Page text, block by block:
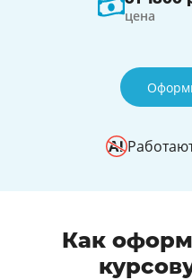
цена
Как